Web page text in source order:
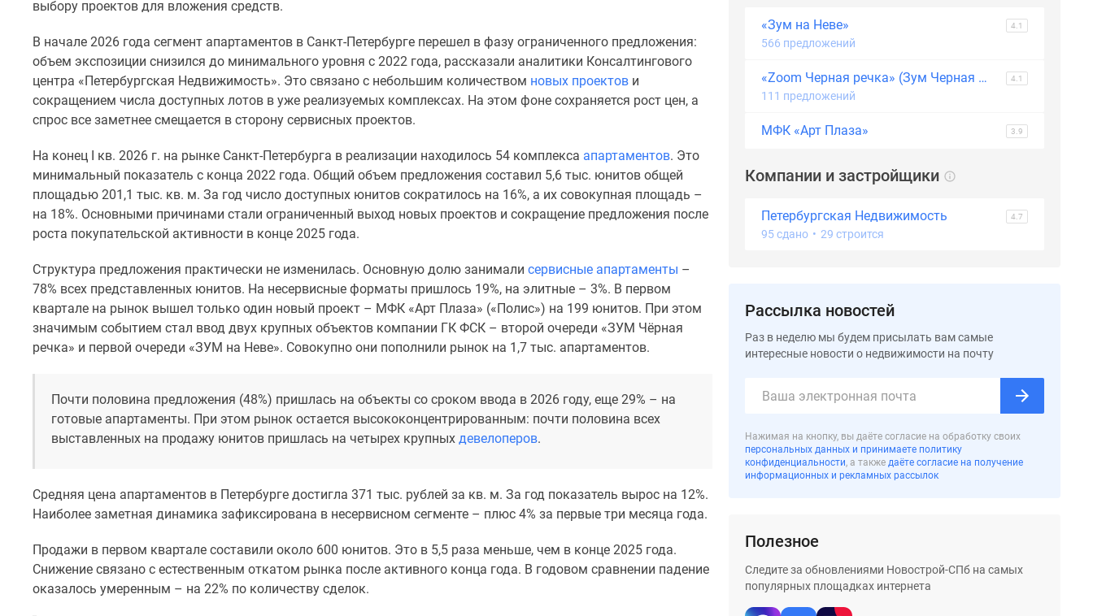
Специальные
Апартаменты
Новостройки
комнатные
Готовые
комнатные
Военная
Покупателю
Новостройки
Петербурга
Видеообзор
новостроек
Аналитика
Субсидированная
застройщиком
эксперта
Студии
калькулятор
выбору проектов для вложения средств.
В начале 2026 года сегмент апартаментов в Санкт-Петербурге перешел в фазу ограниченного предложения:
объем экспозиции снизился до минимального уровня с 2022 года, рассказали аналитики Консалтингового
центра «Петербургская Недвижимость». Это связано с небольшим количеством новых проектов и
сокращением числа доступных лотов в уже реализуемых комплексах. На этом фоне сохраняется рост цен, а
спрос все заметнее смещается в сторону сервисных проектов.
На конец I кв. 2026 г. на рынке Санкт-Петербурга в реализации находилось 54 комплекса апартаментов. Это
минимальный показатель с конца 2022 года. Общий объем предложения составил 5,6 тыс. юнитов общей
площадью 201,1 тыс. кв. м. За год число доступных юнитов сократилось на 16%, а их совокупная площадь –
на 18%. Основными причинами стали ограниченный выход новых проектов и сокращение предложения после
роста покупательской активности в конце 2025 года.
Структура предложения практически не изменилась. Основную долю занимали сервисные апартаменты –
78% всех представленных юнитов. На несервисные форматы пришлось 19%, на элитные – 3%. В первом
квартале на рынок вышел только один новый проект – МФК «Арт Плаза» («Полис») на 199 юнитов. При этом
значимым событием стал ввод двух крупных объектов компании ГК ФСК – второй очереди «ЗУМ Чёрная
речка» и первой очереди «ЗУМ на Неве». Совокупно они пополнили рынок на 1,7 тыс. апартаментов.
Почти половина предложения (48%) пришлась на объекты со сроком ввода в 2026 году, еще 29% – на
готовые апартаменты. При этом рынок остается высококонцентрированным: почти половина всех
выставленных на продажу юнитов пришлась на четырех крупных девелоперов.
Средняя цена апартаментов в Петербурге достигла 371 тыс. рублей за кв. м. За год показатель вырос на 12%.
Наиболее заметная динамика зафиксирована в несервисном сегменте – плюс 4% за первые три месяца года.
Продажи в первом квартале составили около 600 юнитов. Это в 5,5 раза меньше, чем в конце 2025 года.
Снижение связано с естественным откатом рынка после активного конца года. В годовом сравнении падение
оказалось умеренным – на 22% по количеству сделок.
«Зум на Неве» 4.1
566 предложений
«Zoom Черная речка» (Зум Черная речка) 4.1
111 предложений
МФК «Арт Плаза» 3.9
Компании и застройщики
Петербургская Недвижимость 4.7
95 сдано • 29 строится
Рассылка новостей
Раз в неделю мы будем присылать вам самые
интересные новости о недвижимости на почту
Нажимая на кнопку, вы даёте согласие на обработку своих
персональных данных и принимаете политику
конфиденциальности, а также даёте согласие на получение
информационных и рекламных рассылок
Полезное
Следите за обновлениями Новострой-СПб на самых
популярных площадках интернета